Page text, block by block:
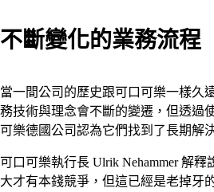
不斷變化的業務流程
當一間公司的歷史跟可口可樂一樣久
務技術與理念會不斷的變遷，但透過
可樂德國公司認為它們找到了長期解
可口可樂執行長 Ulrik Nehammer 解
大才有本錢競爭，但這已經是老掉牙